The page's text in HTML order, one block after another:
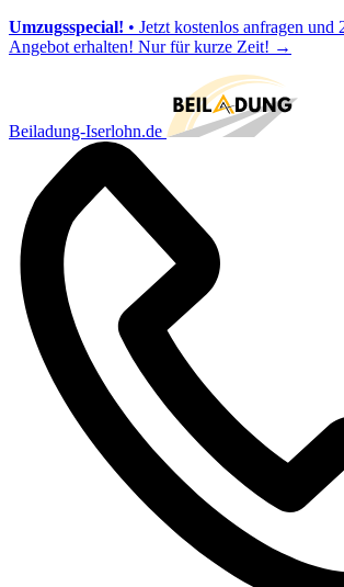
Umzugsspecial! • Jetzt kostenlos anfragen und
Angebot erhalten! Nur für kurze Zeit! →
Beiladung-Iserlohn.de